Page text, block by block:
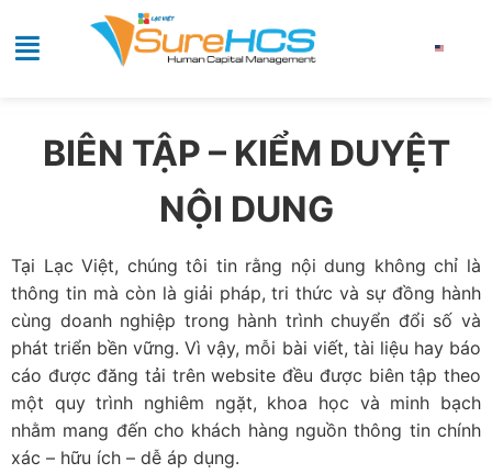
BIÊN TẬP – KIỂM DUYỆT
NỘI DUNG
Tại Lạc Việt, chúng tôi tin rằng nội dung không chỉ là
thông tin mà còn là giải pháp, tri thức và sự đồng hành
cùng doanh nghiệp trong hành trình chuyển đổi số và
phát triển bền vững. Vì vậy, mỗi bài viết, tài liệu hay báo
cáo được đăng tải trên website đều được biên tập theo
một quy trình nghiêm ngặt, khoa học và minh bạch
nhằm mang đến cho khách hàng nguồn thông tin chính
xác – hữu ích – dễ áp dụng.